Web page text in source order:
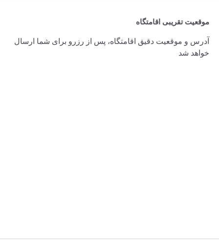
موقعیت تقریبی اقامتگاه
آدرس و موقعیت دقیق اقامتگاه، پس از رزرو برای شما ارسال
خواهد شد